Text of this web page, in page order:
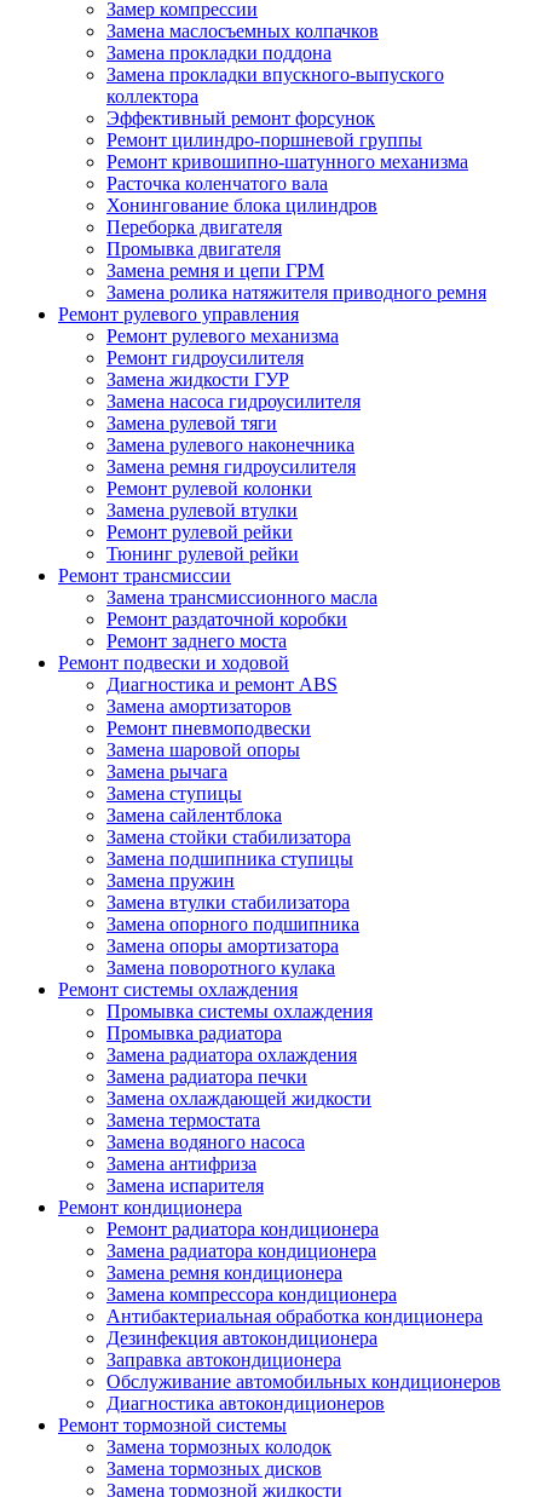
Замер компрессии
Замена маслосъемных колпачков
Замена прокладки поддона
Замена прокладки впускного-выпуского
коллектора
Эффективный ремонт форсунок
Ремонт цилиндро-поршневой группы
Ремонт кривошипно-шатунного механизма
Расточка коленчатого вала
Хонингование блока цилиндров
Переборка двигателя
Промывка двигателя
Замена ремня и цепи ГРМ
Замена ролика натяжителя приводного ремня
Ремонт рулевого управления
Ремонт рулевого механизма
Ремонт гидроусилителя
Замена жидкости ГУР
Замена насоса гидроусилителя
Замена рулевой тяги
Замена рулевого наконечника
Замена ремня гидроусилителя
Ремонт рулевой колонки
Замена рулевой втулки
Ремонт рулевой рейки
Тюнинг рулевой рейки
Ремонт трансмиссии
Замена трансмиссионного масла
Ремонт раздаточной коробки
Ремонт заднего моста
Ремонт подвески и ходовой
Диагностика и ремонт ABS
Замена амортизаторов
Ремонт пневмоподвески
Замена шаровой опоры
Замена рычага
Замена ступицы
Замена сайлентблока
Замена стойки стабилизатора
Замена подшипника ступицы
Замена пружин
Замена втулки стабилизатора
Замена опорного подшипника
Замена опоры амортизатора
Замена поворотного кулака
Ремонт системы охлаждения
Промывка системы охлаждения
Промывка радиатора
Замена радиатора охлаждения
Замена радиатора печки
Замена охлаждающей жидкости
Замена термостата
Замена водяного насоса
Замена антифриза
Замена испарителя
Ремонт кондиционера
Ремонт радиатора кондиционера
Замена радиатора кондиционера
Замена ремня кондиционера
Замена компрессора кондиционера
Антибактериальная обработка кондиционера
Дезинфекция автокондиционера
Заправка автокондиционера
Обслуживание автомобильных кондиционеров
Диагностика автокондиционеров
Ремонт тормозной системы
Замена тормозных колодок
Замена тормозных дисков
Замена тормозной жидкости